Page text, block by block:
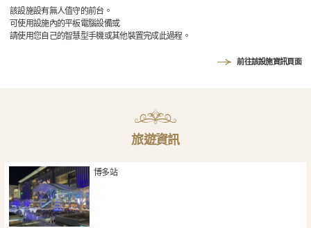
該設施設有無人值守的前台。
可使用設施內的平板電腦設備或
請使用您自己的智慧型手機或其他裝置完成此過程。
前往該設施資訊頁面
旅遊資訊
博多站